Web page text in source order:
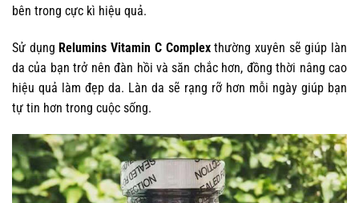
bên trong cực kì hiệu quả.
Sử dụng Relumins Vitamin C Complexthường xuyên sẽ giúp làn
da của bạn trở nên đàn hồi và săn chắc hơn, đồng thời nâng cao
hiệu quả làm đẹp da. Làn da sẽ rạng rỡ hơn mỗi ngày giúp bạn
tự tin hơn trong cuộc sống.